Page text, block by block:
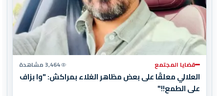
قضايا المجتمع 3,464 مشاهدة
العلالي معلقًا على بعض مظاهر الغلاء بمراكش: "وا بزاف
على الطمع!!"